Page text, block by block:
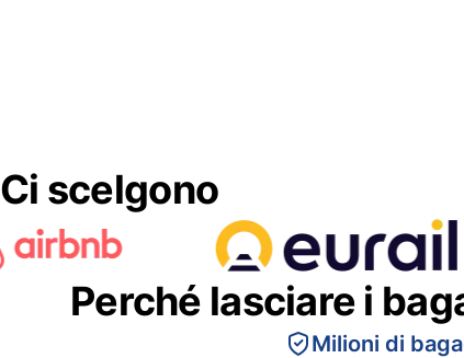
Ci scelgono
Perché lasciare i
Milioni di